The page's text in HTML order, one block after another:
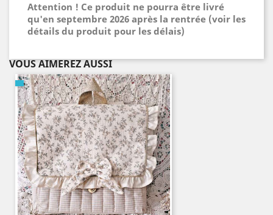
Attention ! Ce produit ne pourra être livré
qu'en septembre 2026 après la rentrée (voir les
détails du produit pour les délais)
VOUS AIMEREZ AUSSI